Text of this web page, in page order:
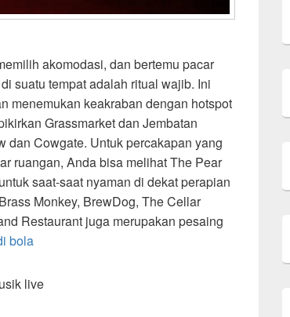
akomodasi, dan bertemu pacar
suatu tempat adalah ritual wajib. Ini
menemukan keakraban dengan hotspot
Grassmarket dan Jembatan
dan Cowgate. Untuk percakapan yang
ruangan, Anda bisa melihat The Pear
saat-saat nyaman di dekat perapian
Monkey, BrewDog, The Cellar
Restaurant juga merupakan pesaing
bola
live